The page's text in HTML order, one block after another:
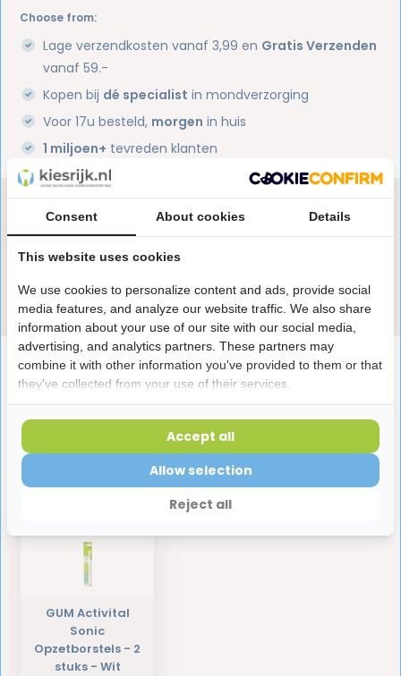
Choose from:
Lage verzendkosten vanaf 3,99 en Gratis Verzenden
vanaf 59.-
Kopen bij dé specialist in mondverzorging
Voor 17u besteld, morgen in huis
1 miljoen+ tevreden klanten
Productomschrijving
Reviews
Heb je een vraag over dit product?
Onze specialisten helpen je graag! Spreek ons aan
in de chat of stuur een e-mail.
Stuur e-mail
Laatst bekeken producten
GUM Activital
Sonic
Opzetborstels - 2
stuks - Wit
Consent About cookies Details
This website uses cookies
We use cookies to personalize content and ads, provide social
media features, and analyze our website traffic. We also share
information about your use of our site with our social media,
advertising, and analytics partners. These partners may
combine it with other information you've provided to them or that
they've collected from your use of their services.
Reject all
Allow selection
Accept all